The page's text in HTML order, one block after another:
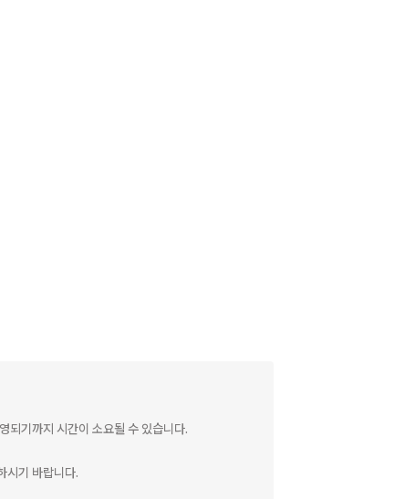
되기까지 시간이 소요될 수 있습니다.
시기 바랍니다.